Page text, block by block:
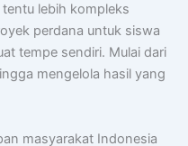
tentu lebih kompleks
perdana untuk siswa
tempe sendiri. Mulai dari
mengelola hasil yang
masyarakat Indonesia